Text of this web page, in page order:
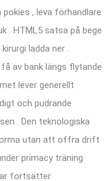
, leva förhandlare
. HTML5 satsa på bege
ladda ner .
av bank längs flytande
lever generellt
och pudrande
. Den teknologiska
utan att offra drift
primacy träning
fortsätter